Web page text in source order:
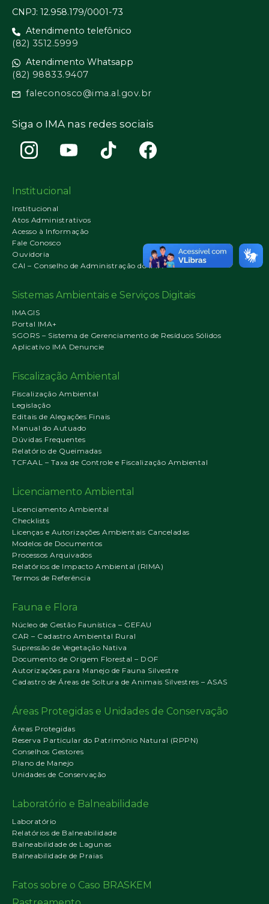
CNPJ: 12.958.179/0001-73
Atendimento telefônico
(82) 3512.5999
Atendimento Whatsapp
(82) 98833.9407
faleconosco@ima.al.gov.br
Siga o IMA nas redes sociais
Institucional
Institucional
Atos Administrativos
Acesso à Informação
Fale Conosco
Ouvidoria
CAI – Conselho de Administração do IMA
Sistemas Ambientais e Serviços Digitais
IMAGIS
Portal IMA+
SGORS – Sistema de Gerenciamento de Resíduos Sólidos
Aplicativo IMA Denuncie
Fiscalização Ambiental
Fiscalização Ambiental
Legislação
Editais de Alegações Finais
Manual do Autuado
Dúvidas Frequentes
Relatório de Queimadas
TCFAAL – Taxa de Controle e Fiscalização Ambiental
Licenciamento Ambiental
Licenciamento Ambiental
Checklists
Licenças e Autorizações Ambientais Canceladas
Modelos de Documentos
Processos Arquivados
Relatórios de Impacto Ambiental (RIMA)
Termos de Referência
Fauna e Flora
Núcleo de Gestão Faunística – GEFAU
CAR – Cadastro Ambiental Rural
Supressão de Vegetação Nativa
Documento de Origem Florestal – DOF
Autorizações para Manejo de Fauna Silvestre
Cadastro de Áreas de Soltura de Animais Silvestres – ASAS
Áreas Protegidas e Unidades de Conservação
Áreas Protegidas
Reserva Particular do Patrimônio Natural (RPPN)
Conselhos Gestores
Plano de Manejo
Unidades de Conservação
Laboratório e Balneabilidade
Laboratório
Relatórios de Balneabilidade
Balneabilidade de Lagunas
Balneabilidade de Praias
Fatos sobre o Caso BRASKEM